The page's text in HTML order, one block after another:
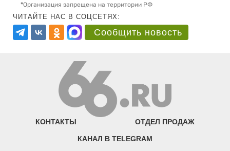
*Организация запрещена на территории РФ
ЧИТАЙТЕ НАС В СОЦСЕТЯХ:
Сообщить новость
КОНТАКТЫ ОТДЕЛ ПРОДАЖ
КАНАЛ В TELEGRAM